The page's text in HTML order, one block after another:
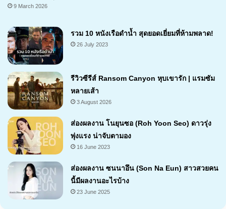
9 March 2026
รวม 10 หนังเรือดำน้ำ สุดยอดเยี่ยมที่ห้ามพลาด!
26 July 2023
7.1
รีวิวซีรีส์ Ransom Canyon หุบเขารัก | แรมซัม
หลายเส้า
3 August 2026
ส่องผลงาน โนยุนซอ (Roh Yoon Seo) ดาวรุ่ง
พุ่งแรง น่าจับตามอง
16 June 2023
ส่องผลงาน ซนนาอึน (Son Na Eun) สาวสวยคน
นี้มีผลงานอะไรบ้าง
23 June 2025